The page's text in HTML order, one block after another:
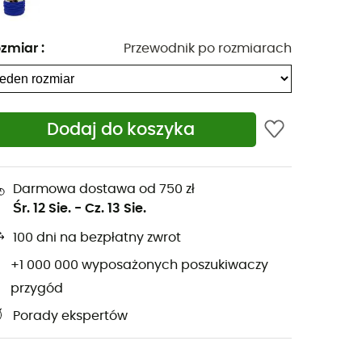
: Przewodnik po rozmiarach
Dodaj do koszyka
Darmowa dostawa od 750 zł
Śr. 12 Sie. - Cz. 13 Sie.
100 dni na bezpłatny zwrot
+1 000 000 wyposażonych poszukiwaczy
przygód
Porady ekspertów